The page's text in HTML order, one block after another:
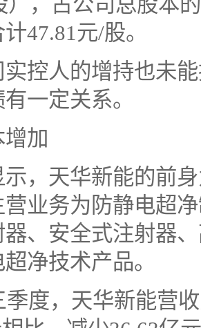
47.81元/股。
控人的增持也未
一定关系。
加
，天华新能的前
业务为防静电超
器、安全式注射器
净技术产品。
季度，天华新能营